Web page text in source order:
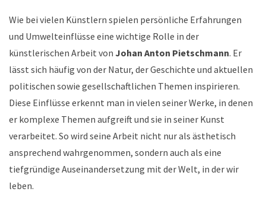
Wie bei vielen Künstlern spielen persönliche Erfahrungen
und Umwelteinflüsse eine wichtige Rolle in der
künstlerischen Arbeit von Johan Anton Pietschmann. Er
lässt sich häufig von der Natur, der Geschichte und aktuellen
politischen sowie gesellschaftlichen Themen inspirieren.
Diese Einflüsse erkennt man in vielen seiner Werke, in denen
er komplexe Themen aufgreift und sie in seiner Kunst
verarbeitet. So wird seine Arbeit nicht nur als ästhetisch
ansprechend wahrgenommen, sondern auch als eine
tiefgründige Auseinandersetzung mit der Welt, in der wir
leben.